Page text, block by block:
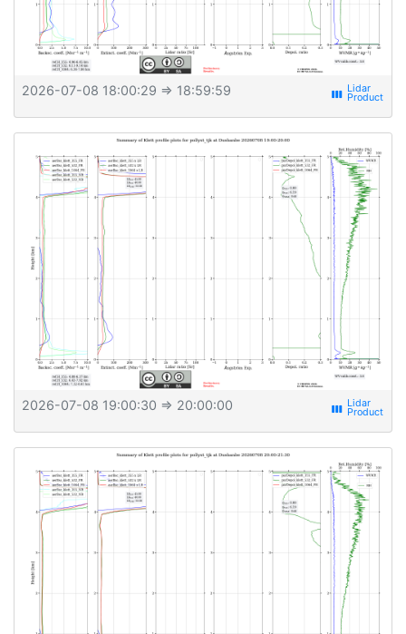
2026-07-08 18:00:29 ⇒ 18:59:59 view_week
2026-07-08 19:00:30 ⇒ 20:00:00 view_week